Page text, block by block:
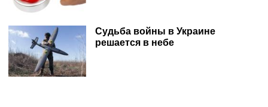
Судьба войны в Украине
решается в небе